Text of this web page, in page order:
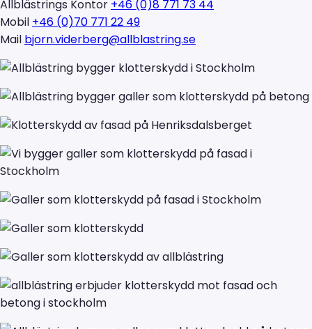
Allblästrings Kontor +46 (0)8 771 73 44
Mobil +46 (0)70 771 22 49
Mail bjorn.viderberg@allblastring.se